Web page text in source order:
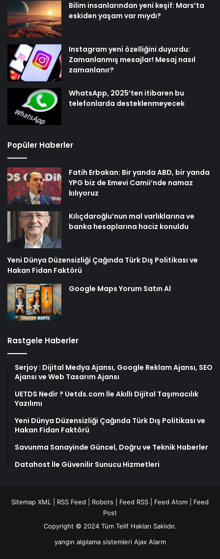
Bilim insanlarından yeni keşif: Mars’ta
eskiden yaşam var mıydı?
Instagram yeni özelliğini duyurdu:
Zamanlanmış mesajlar! Mesaj nasıl
zamanlanır?
WhatsApp, 2025’ten itibaren bu
telefonlarda desteklenmeyecek
Popüler Haberler
Fatih Erbakan: Bir yanda ABD, bir yanda
YPG biz de Emevi Camii’nde namaz
kılıyoruz
Kılıçdaroğlu’nun mal varlıklarına ve
banka hesaplarına haciz konuldu
Yeni Dünya Düzensizliği Çağında Türk Dış Politikası ve
Hakan Fidan Faktörü
Google Maps Yorum Satın Al
Rastgele Haberler
Serjoy : Dijital Medya Ajansı, Google Reklam Ajansı, SEO
Ajansı ve Web Tasarım Ajansı
UETDS Nedir ? Uetds.com İle Akıllı Dijital Taşımacılık
Yazılımı
Yeni Dünya Düzensizliği Çağında Türk Dış Politikası ve
Hakan Fidan Faktörü
Savunma Sanayinde Güncel, Doğru ve Teknik Haberler
Datahost İle Güvenilir Sunucu Hizmetleri
Sitemap XML RSS Feed Robots Feed RSS Feed Atom
Feed
Post
Copyright © 2024 Tüm Telif Hakları Saklıdır.
yangın algılama sistemleri Ajax Alarm